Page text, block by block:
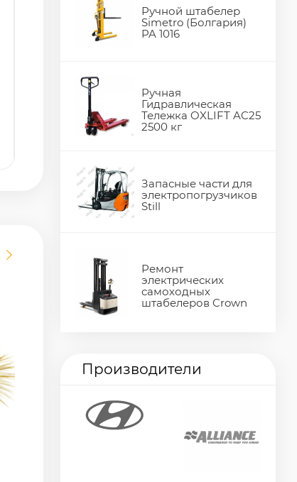
Ручной штабелер
Simetro (Болгария)
PA 1016
Ручная
Гидравлическая
Тележка OXLIFT AC25
2500 кг
Запасные части для
электропогрузчиков
Still
Ремонт
электрических
самоходных
штабелеров Crown
Производители